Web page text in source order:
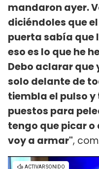
mandaron ayer.
diciéndoles que
puerta sabía que
eso es lo que he
Debo aclarar que
solo delante de
tiembla el pulso y
puestos para
tengo que picar
voy a armar",